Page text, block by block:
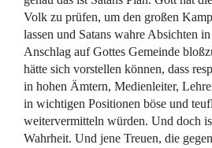
Volk zu prüfen, um den großen
lassen und Satans wahre Absichten
Anschlag auf Gottes Gemeinde
hätte sich vorstellen können, dass
in hohen Ämtern, Medienleiter,
in wichtigen Positionen böse und
weitervermitteln würden. Und doch
Wahrheit. Und jene Treuen, die